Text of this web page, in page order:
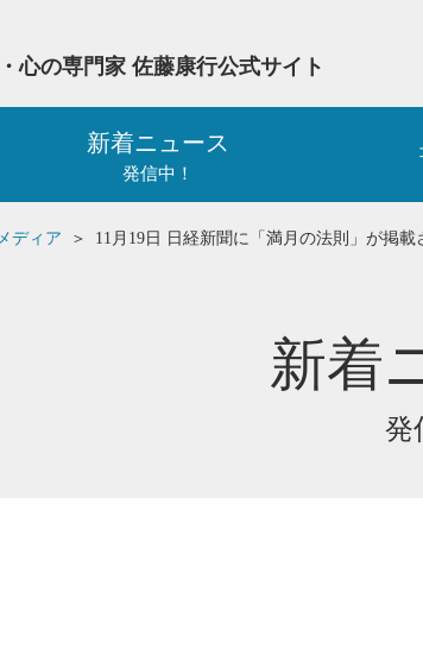
心の専門家 佐藤康行公式サイト
新着ニュース
発信中！
ディア 11月19日 日経新聞に「満月の法則」が掲載
新着
発